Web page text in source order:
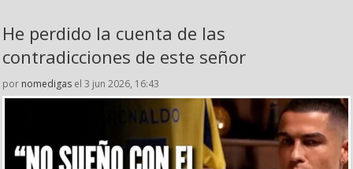
He perdido la cuenta de las
contradicciones de este señor
por nomedigas el 3 jun 2026, 16:43